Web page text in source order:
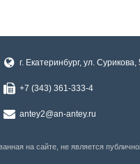
г. Екатеринбург, ул.
+7 (343) 361-333-4
antey2@an-antey.ru
на сайте, не является